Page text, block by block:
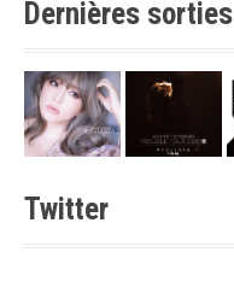
Dernières sorties
Twitter